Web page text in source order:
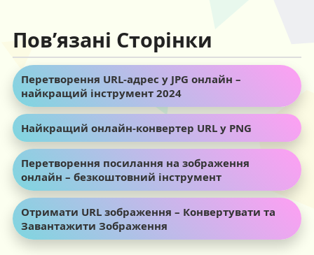
Пов’язані Сторінки
Перетворення URL-адрес у JPG онлайн –
найкращий інструмент 2024
Найкращий онлайн-конвертер URL у PNG
Перетворення посилання на зображення
онлайн – безкоштовний інструмент
Отримати URL зображення – Конвертувати та
Завантажити Зображення